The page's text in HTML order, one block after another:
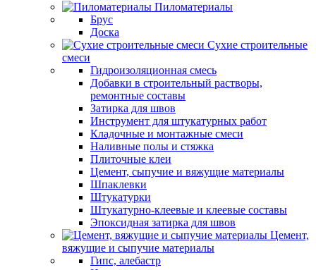
Пиломатериалы
Брус
Доска
Сухие строительные
смеси
Гидроизоляционная смесь
Добавки в строительный растворы,
ремонтные составы
Затирка для швов
Инструмент для штукатурных работ
Кладочные и монтажные смеси
Наливные полы и стяжка
Плиточные клеи
Цемент, сыпучие и вяжущие материалы
Шпаклевки
Штукатурки
Штукатурно-клеевые и клеевые составы
Эпоксидная затирка для швов
Цемент,
вяжущие и сыпучие материалы
Гипс, алебастр